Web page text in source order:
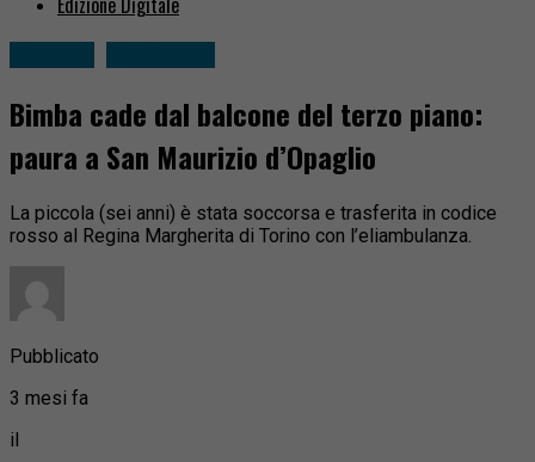
Bimba cade dal balcone del terzo piano:
paura a San Maurizio d’Opaglio
La piccola (sei anni) è stata soccorsa e trasferita in codice
rosso al Regina Margherita di Torino con l’eliambulanza.
Pubblicato
3 mesi fa
il